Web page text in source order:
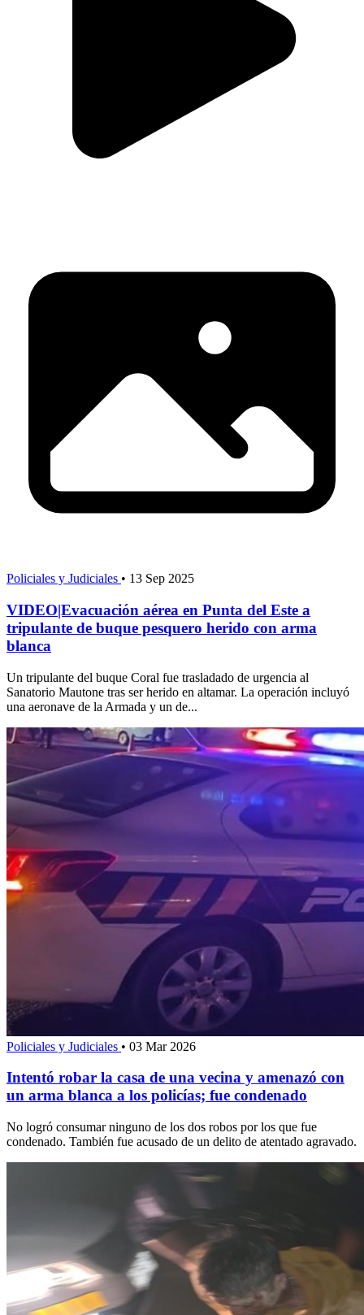
Policiales y Judiciales • 13 Sep 2025
VIDEO|Evacuación aérea en Punta del Este a
tripulante de buque pesquero herido con arma
blanca
Un tripulante del buque Coral fue trasladado de urgencia al
Sanatorio Mautone tras ser herido en altamar. La operación incluyó
una aeronave de la Armada y un de...
Policiales y Judiciales • 03 Mar 2026
Intentó robar la casa de una vecina y amenazó con
un arma blanca a los policías; fue condenado
No logró consumar ninguno de los dos robos por los que fue
condenado. También fue acusado de un delito de atentado agravado.